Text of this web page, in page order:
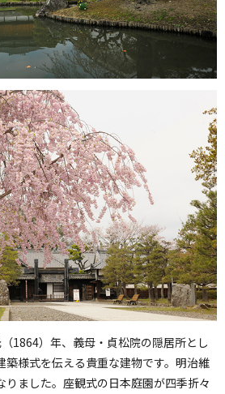
1864）年、義母・貞松院の隠居所とし
築様式を伝える貴重な建物です。明治維
りました。座観式の日本庭園が四季折々